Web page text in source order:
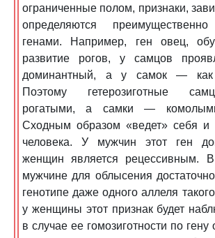
ограниченные полом, признаки,
определяются
генами. Например, ген овец,
развитие рогов, у самцов
доминантный, а у самок — как
Поэтому гетерозиготные
рогатыми, а самки — комолыми
Сходным образом «ведет» себя и
человека. У мужчин этот ген
женщин является рецессивным.
мужчине для облысения
генотипе даже одного аллеля
у женщины этот признак будет
в случае ее гомозиготности по